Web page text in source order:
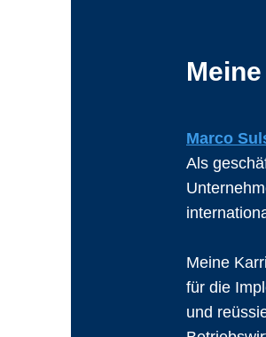
Marco
Als
Meine
für die
und